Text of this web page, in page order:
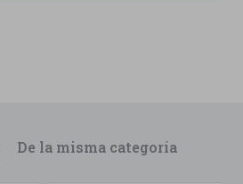
De la misma categoría